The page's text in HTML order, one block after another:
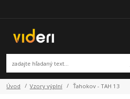
Úvod Vzory výplní Ťahokov - TAH 13